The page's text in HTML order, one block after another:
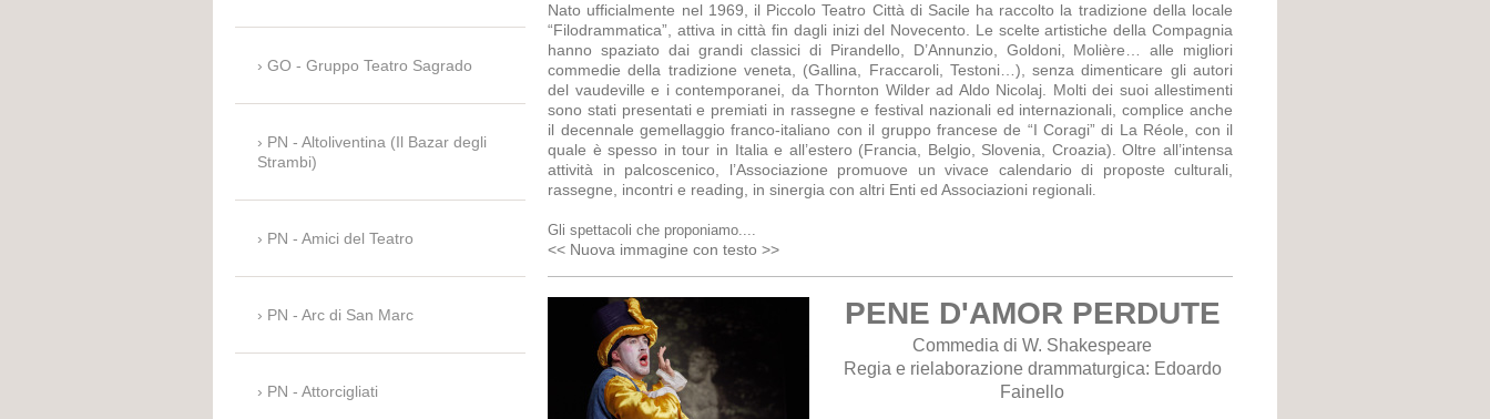
Nato ufficialmente nel 1969, il Piccolo Teatro Città di Sacile ha raccolto la tradizione della locale
“Filodrammatica”, attiva in città fin dagli inizi del Novecento. Le scelte artistiche della Compagnia
hanno spaziato dai grandi classici di Pirandello, D’Annunzio, Goldoni, Molière… alle migliori
commedie della tradizione veneta, (Gallina, Fraccaroli, Testoni…), senza dimenticare gli autori
del vaudeville e i contemporanei, da Thornton Wilder ad Aldo Nicolaj. Molti dei suoi allestimenti
sono stati presentati e premiati in rassegne e festival nazionali ed internazionali, complice anche
il decennale gemellaggio franco-italiano con il gruppo francese de “I Coragi” di La Réole, con il
quale è spesso in tour in Italia e all’estero (Francia, Belgio, Slovenia, Croazia). Oltre all’intensa
attività in palcoscenico, l’Associazione promuove un vivace calendario di proposte culturali,
rassegne, incontri e reading, in sinergia con altri Enti ed Associazioni regionali.
Gli spettacoli che proponiamo....
<< Nuova immagine con testo >>
PENE D'AMOR PERDUTE
Commedia di W. Shakespeare
Regia e rielaborazione drammaturgica: Edoardo
Fainello
GO - Gruppo Teatro Sagrado
PN - Altoliventina (Il Bazar degli
Strambi)
PN - Amici del Teatro
PN - Arc di San Marc
PN - Attorcigliati